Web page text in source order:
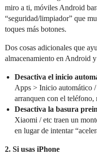
miro a ti, móviles Android
“seguridad/limpiador” que
toques más botones.
Dos cosas adicionales que
almacenamiento en Android
Desactiva el inicio
Apps > Inicio automático
arranquen con el
Desactiva la basura
Xiaomi / etc traen un
en lugar de intentar
2. Si usas iPhone